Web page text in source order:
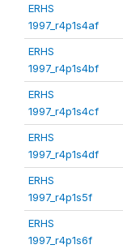
ERHS
1997_r4p1s4af
ERHS
1997_r4p1s4bf
ERHS
1997_r4p1s4cf
ERHS
1997_r4p1s4df
ERHS
1997_r4p1s5f
ERHS
1997_r4p1s6f